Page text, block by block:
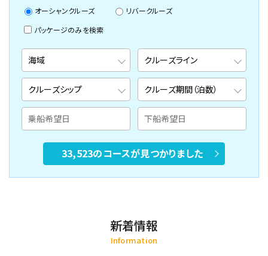
オーシャンクルーズ
リバークルーズ
パッケージのみを検索
33,523のコースが見つかりました
新着情報
Information